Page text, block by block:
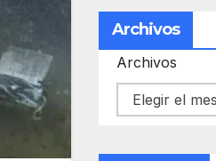
Archivos
Archivos